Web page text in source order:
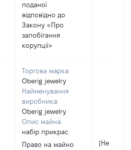
поданої
відповідно до
Закону «Про
запобігання
корупції»
Торгова марка:
Oberig jewelry
Найменування
виробника:
Oberig jewelry
Опис майна:
набір прикрас
Право на майно
[Не